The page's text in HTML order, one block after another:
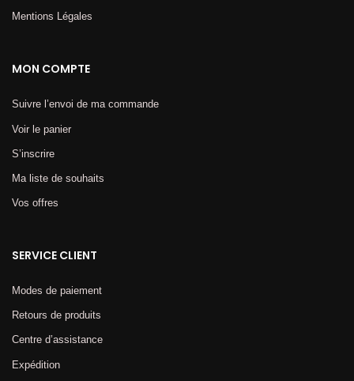
Mentions Légales​
MON COMPTE
Suivre l’envoi de ma commande
Voir le panier
S’inscrire
Ma liste de souhaits
Vos offres
SERVICE CLIENT
Modes de paiement
Retours de produits
Centre d’assistance
Expédition